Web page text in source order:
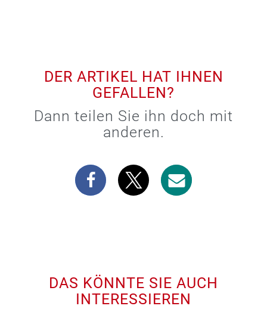
DER ARTIKEL HAT IHNEN
GEFALLEN?
Dann teilen Sie ihn doch mit
anderen.
DAS KÖNNTE SIE AUCH
INTERESSIEREN